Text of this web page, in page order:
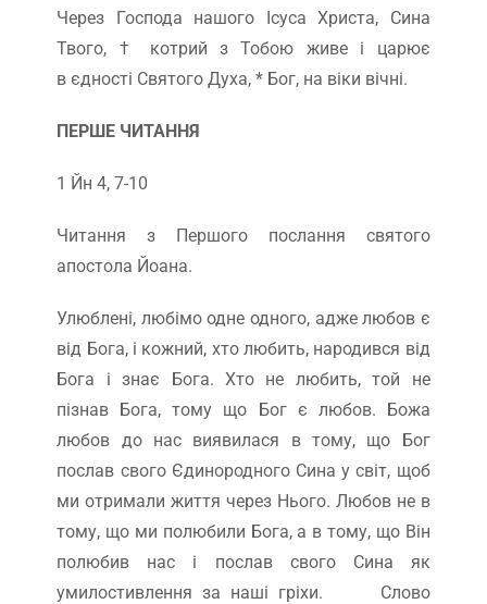
Через Господа нашого Ісуса Христа, Сина
Твого, † котрий з Тобою живе і царює
в єдності Святого Духа, * Бог, на віки вічні.
ПЕРШЕ ЧИТАННЯ
1 Йн 4, 7-10
Читання з Першого послання святого
апостола Йоана.
Улюблені, любімо одне одного, адже любов є
від Бога, і кожний, хто любить, народився від
Бога і знає Бога. Хто не любить, той не
пізнав Бога, тому що Бог є любов. Божа
любов до нас виявилася в тому, що Бог
послав свого Єдинородного Сина у світ, щоб
ми отримали життя через Нього. Любов не в
тому, що ми полюбили Бога, а в тому, що Він
полюбив нас і послав свого Сина як
умилостивлення за наші гріхи. Слово